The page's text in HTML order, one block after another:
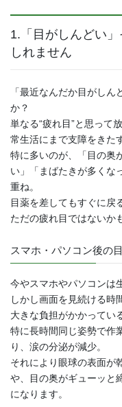
1.「目がしんどい
しれません
「最近なんだか目がし
か？
単なる“疲れ目”と思って
常生活にまで支障をきた
特に多いのが、「目の奥
い」「まばたきが多くな
重ね。
目薬を差してもすぐに戻
ただの疲れ目ではないか
スマホ・パソコン後の
今やスマホやパソコンは
しかし画面を見続ける時
大きな負担がかかってい
特に長時間同じ姿勢で作
り、涙の分泌が減少。
それにより眼球の表面が
や、目の奥がギューッと
になります。